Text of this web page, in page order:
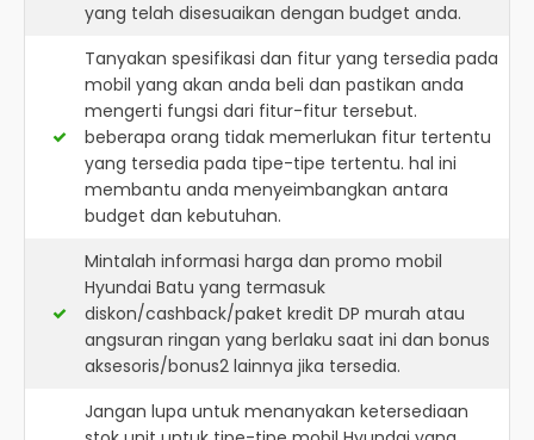
yang telah disesuaikan dengan budget anda.
Tanyakan spesifikasi dan fitur yang tersedia pada
mobil yang akan anda beli dan pastikan anda
mengerti fungsi dari fitur-fitur tersebut.
beberapa orang tidak memerlukan fitur tertentu
yang tersedia pada tipe-tipe tertentu. hal ini
membantu anda menyeimbangkan antara
budget dan kebutuhan.
Mintalah informasi harga dan promo mobil
Hyundai Batu yang termasuk
diskon/cashback/paket kredit DP murah atau
angsuran ringan yang berlaku saat ini dan bonus
aksesoris/bonus2 lainnya jika tersedia.
Jangan lupa untuk menanyakan ketersediaan